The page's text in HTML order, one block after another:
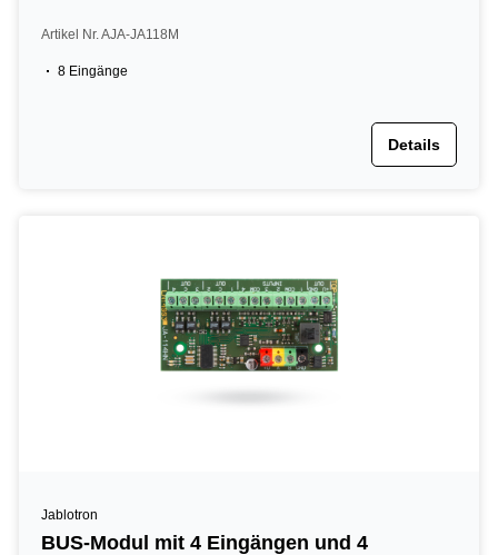
Artikel Nr. AJA-JA118M
8 Eingänge
Details
Jablotron
BUS-Modul mit 4 Eingängen und 4